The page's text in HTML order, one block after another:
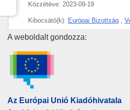
Közzétéve: 2023-09-19
Kibocsátó(k): Európai Bizottság ,
Főigazgatóság
Témakör:
elektromos energia
koncentráció
vállalkozások összefonódásának
áramellátás
Az Európai Unió
A weboldalt gondozza:
Az Európai Unió Kiadóhivatala